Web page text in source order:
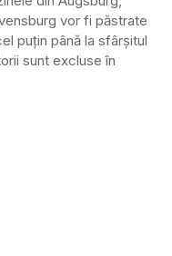
vor fi păstrate
puțin până la sfârșitul
sunt excluse în